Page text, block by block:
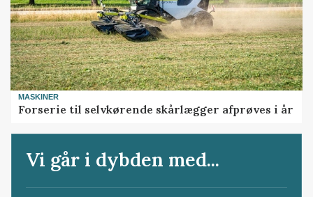
MASKINER
Forserie til selvkørende skårlægger afprøves i år
Vi går i dybden med...